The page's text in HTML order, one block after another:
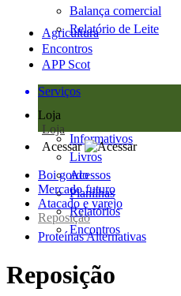
Balança comercial
Relatório de Leite
Agricultura
Encontros
APP Scot
Serviços
Loja
Loja
Informativos
Livros
Acessos
Planilhas
Relatórios
Encontros
Acessar
Boi gordo
Mercado futuro
Atacado e varejo
Reposição
Proteínas Alternativas
Reposição